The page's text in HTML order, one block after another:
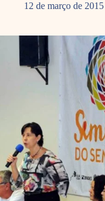
12 de março de 2015